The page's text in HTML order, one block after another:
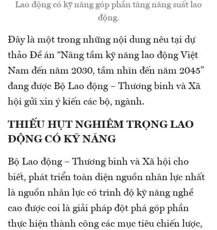
Lao động có kỹ năng góp phần tăng năng suất lao
động.
Đây là một trong những nội dung nêu tại dự
thảo Đề án “Nâng tầm kỹ năng lao động Việt
Nam đến năm 2030, tầm nhìn đến năm 2045”
đang được Bộ Lao động – Thương binh và Xã
hội gửi xin ý kiến các bộ, ngành.
THIẾU HỤT NGHIÊM TRỌNG LAO
ĐỘNG CÓ KỸ NĂNG
Bộ Lao động – Thương binh và Xã hội cho
biết, phát triển toàn diện nguồn nhân lực nhất
là nguồn nhân lực có trình độ kỹ năng nghề
cao được coi là giải pháp đột phá góp phần
thực hiện thành công các mục tiêu chiến lược,